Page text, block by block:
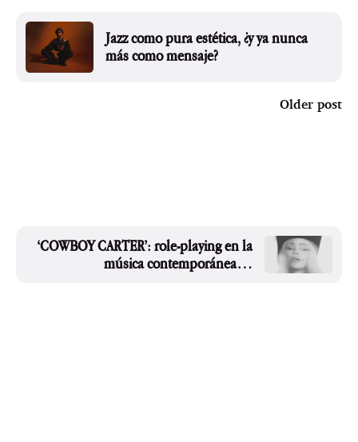
Jazz como pura estética, ¿y ya nunca
más como mensaje?
Older post
‘COWBOY CARTER’: role-playing en la
música contemporánea…